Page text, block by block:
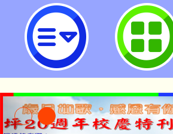
neilrpjhstyc網站設